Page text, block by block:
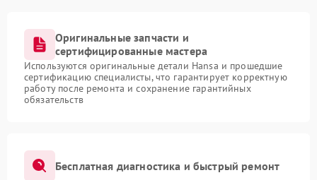
Оригинальные запчасти и
сертифицированные мастера
Используются оригинальные детали Hansa и прошедшие
сертификацию специалисты, что гарантирует корректную
работу после ремонта и сохранение гарантийных
обязательств
Бесплатная диагностика и быстрый ремонт